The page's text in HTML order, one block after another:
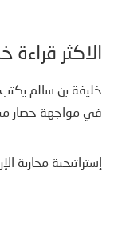
الأكثر قراءة
خليفة بن سالم
في مواجهة حصار
إستراتيجية